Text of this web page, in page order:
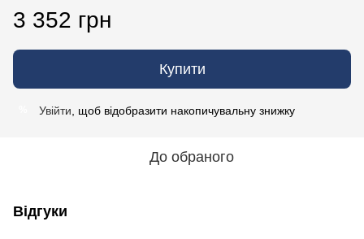
3 352 грн
Купити
Увійти , щоб відобразити накопичувальну знижку
До обраного
Відгуки